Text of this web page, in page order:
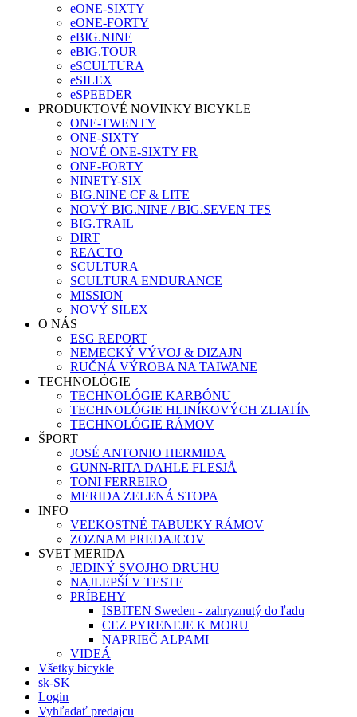
eONE-SIXTY
eONE-FORTY
eBIG.NINE
eBIG.TOUR
eSCULTURA
eSILEX
eSPEEDER
PRODUKTOVÉ NOVINKY BICYKLE
ONE-TWENTY
ONE-SIXTY
NOVÉ ONE-SIXTY FR
ONE-FORTY
NINETY-SIX
BIG.NINE CF & LITE
NOVÝ BIG.NINE / BIG.SEVEN TFS
BIG.TRAIL
DIRT
REACTO
SCULTURA
SCULTURA ENDURANCE
MISSION
NOVÝ SILEX
O NÁS
ESG REPORT
NEMECKÝ VÝVOJ & DIZAJN
RUČNÁ VÝROBA NA TAIWANE
TECHNOLÓGIE
TECHNOLÓGIE KARBÓNU
TECHNOLÓGIE HLINÍKOVÝCH ZLIATÍN
TECHNOLÓGIE RÁMOV
ŠPORT
JOSÉ ANTONIO HERMIDA
GUNN-RITA DAHLE FLESJÅ
TONI FERREIRO
MERIDA ZELENÁ STOPA
INFO
VEĽKOSTNÉ TABUĽKY RÁMOV
ZOZNAM PREDAJCOV
SVET MERIDA
JEDINÝ SVOJHO DRUHU
NAJLEPŠÍ V TESTE
PRÍBEHY
ISBITEN Sweden - zahryznutý do ľadu
CEZ PYRENEJE K MORU
NAPRIEČ ALPAMI
VIDEÁ
Všetky bicykle
sk-SK
Login
Vyhľadať predajcu